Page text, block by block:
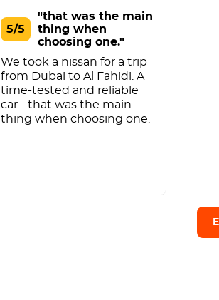
5/5
"that was the main
thing when
choosing one."
We took a nissan for a trip
from Dubai to Al Fahidi. A
time-tested and reliable
car - that was the main
thing when choosing one.